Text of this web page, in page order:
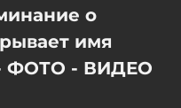
о
имя
ФОТО - ВИДЕО